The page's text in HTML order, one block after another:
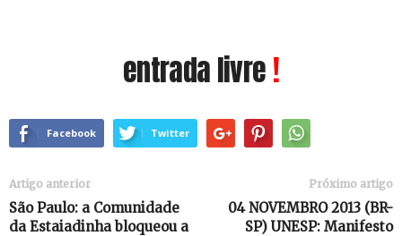
entrada livre!
Facebook Twitter
Artigo anterior
São Paulo: a Comunidade
da Estaiadinha bloqueou a
Próximo artigo
04 NOVEMBRO 2013 (BR-
SP) UNESP: Manifesto